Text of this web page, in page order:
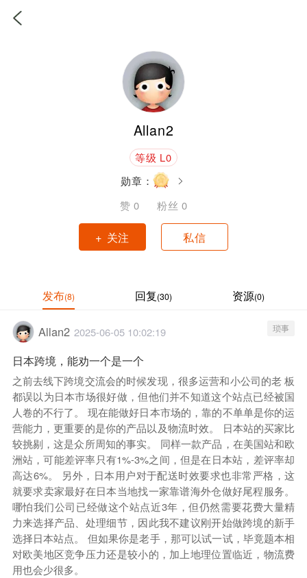
Allan2
等级 L0
勋章：
赞 0 粉丝 0
+ 关注 私信
发布(8) 回复(30) 资源(0)
Allan2 2025-06-05 10:02:19 琐事
日本跨境，能劝一个是一个
之前去线下跨境交流会的时候发现，很多运营和小公司的老 板
都误以为日本市场很好做，但他们并不知道这个站点已经被国
人卷的不行了。 现在能做好日本市场的，靠的不单单是你的运
营能力，更重要的是你的产品以及物流时效。 日本站的买家比
较挑剔，这是众所周知的事实。 同样一款产品，在美国站和欧
洲站，可能差评率只有1%-3%之间，但是在日本站，差评率却
高达6%。 另外，日本用户对于配送时效要求也非常严格，这
就要求卖家最好在日本当地找一家靠谱海外仓做好尾程服务。
哪怕我们公司已经做这个站点近3年，但仍然需要花费大量精
力来选择产品、处理细节，因此我不建议刚开始做跨境的新手
选择日本站点。 但如果你是老手，那可以试一试，毕竟题本相
对欧美地区竞争压力还是较小的，加上地理位置临近，物流费
用也会少很多。